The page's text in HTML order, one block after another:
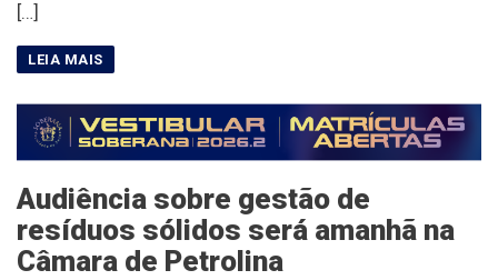
[…]
Audiência sobre gestão de
resíduos sólidos será amanhã na
Câmara de Petrolina